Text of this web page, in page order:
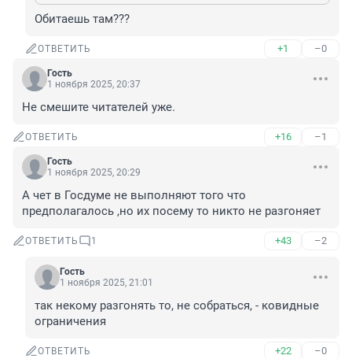
Обитаешь там???
ОТВЕТИТЬ +1 –0
Гость
1 ноября 2025, 20:37
Не смешите читателей уже.
ОТВЕТИТЬ +16 –1
Гость
1 ноября 2025, 20:29
А чет в Госдуме не выполняют того что
предполагалось ,но их посему то никто не разгоняет
ОТВЕТИТЬ 1 +43 –2
Гость
1 ноября 2025, 21:01
так некому разгонять то, не собраться, - ковидные
ограничения
ОТВЕТИТЬ +22 –0